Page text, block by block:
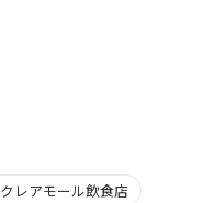
クレアモール飲食店